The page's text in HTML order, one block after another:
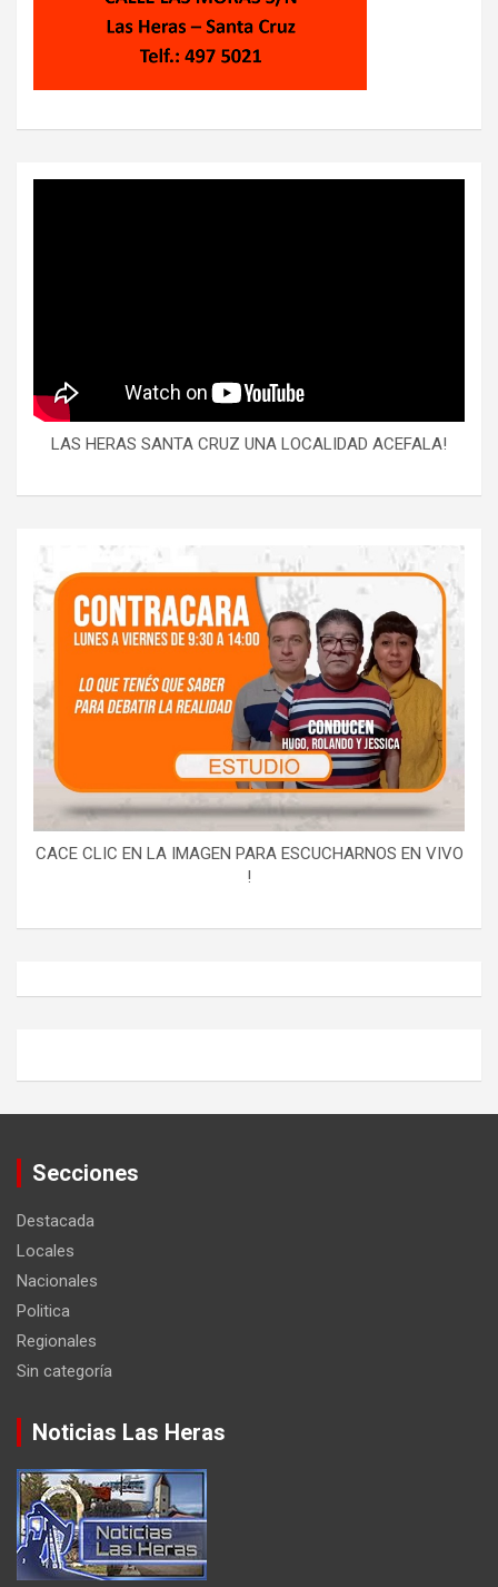
LAS HERAS SANTA CRUZ UNA LOCALIDAD ACEFALA!
CACE CLIC EN LA IMAGEN PARA ESCUCHARNOS EN VIVO
!
Secciones
Destacada
Locales
Nacionales
Politica
Regionales
Sin categoría
Noticias Las Heras